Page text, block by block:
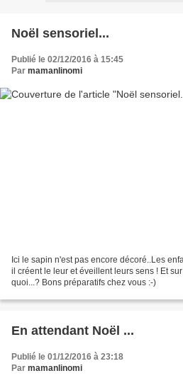
Noël sensoriel...
Publié le 02/12/2016 à 15:45
Par mamanlinomi
Ici le sapin n'est pas encore décoré..Les
il créent le leur et éveillent leurs sens ! Et
quoi...? Bons préparatifs chez vous :-)
En attendant Noël ...
Publié le 01/12/2016 à 23:18
Par mamanlinomi